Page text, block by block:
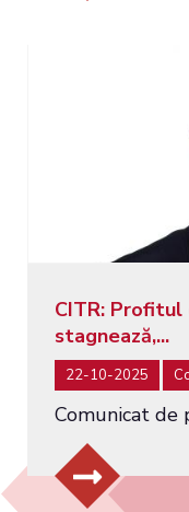
CITR:
stagnează,...
22-10-2025